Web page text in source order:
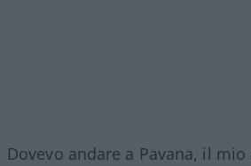
Dovevo andare a Pavana, il